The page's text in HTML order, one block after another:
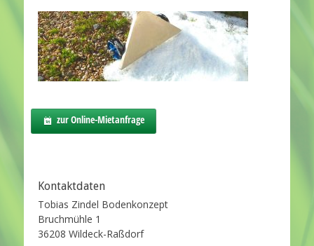
zur Online-Mietanfrage
Kontaktdaten
Tobias Zindel Bodenkonzept
Bruchmühle 1
36208 Wildeck-Raßdorf